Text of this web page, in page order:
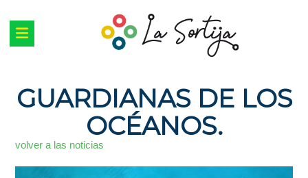
GUARDIANAS DE LOS
OCÉANOS.
volver a las noticias